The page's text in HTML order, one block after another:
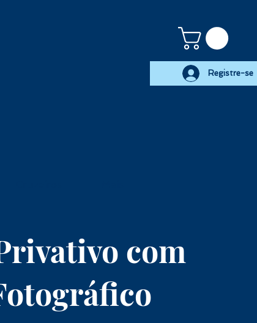
Registre-se
com